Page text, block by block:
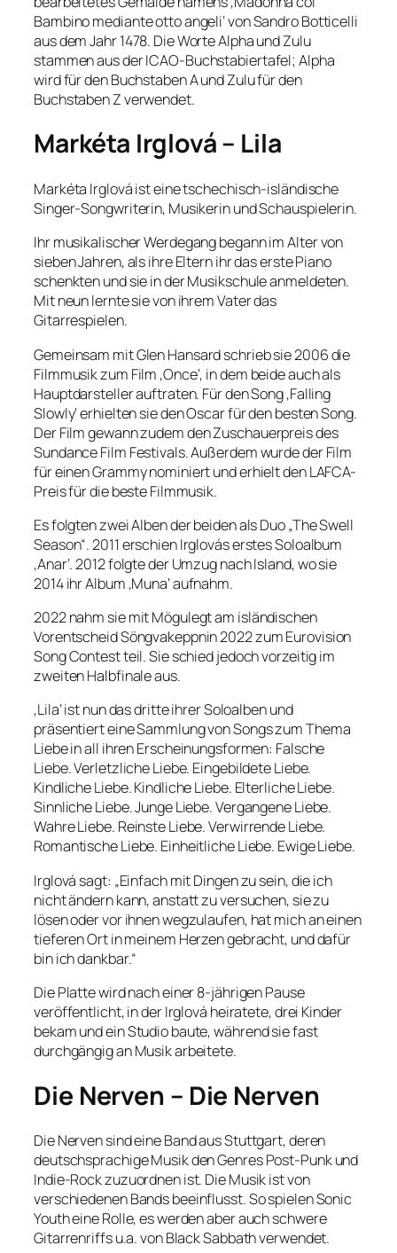
Bambino mediante otto angeli‘ von Sandro Botticelli
aus dem Jahr 1478. Die Worte Alpha und Zulu
stammen aus der ICAO-Buchstabiertafel; Alpha
wird für den Buchstaben A und Zulu für den
Buchstaben Z verwendet.
Markéta Irglová – Lila
Markéta Irglová ist eine tschechisch-isländische
Singer-Songwriterin, Musikerin und Schauspielerin.
Ihr musikalischer Werdegang begann im Alter von
sieben Jahren, als ihre Eltern ihr das erste Piano
schenkten und sie in der Musikschule anmeldeten.
Mit neun lernte sie von ihrem Vater das
Gitarrespielen.
Gemeinsam mit Glen Hansard schrieb sie 2006 die
Filmmusik zum Film ‚Once‘, in dem beide auch als
Hauptdarsteller auftraten. Für den Song ‚Falling
Slowly‘ erhielten sie den Oscar für den besten Song.
Der Film gewann zudem den Zuschauerpreis des
Sundance Film Festivals. Außerdem wurde der Film
für einen Grammy nominiert und erhielt den LAFCA-
Preis für die beste Filmmusik.
Es folgten zwei Alben der beiden als Duo „The Swell
Season“. 2011 erschien Irglovás erstes Soloalbum
‚Anar‘. 2012 folgte der Umzug nach Island, wo sie
2014 ihr Album ‚Muna‘ aufnahm.
2022 nahm sie mit Mögulegt am isländischen
Vorentscheid Söngvakeppnin 2022 zum Eurovision
Song Contest teil. Sie schied jedoch vorzeitig im
zweiten Halbfinale aus.
‚Lila‘ ist nun das dritte ihrer Soloalben und
präsentiert eine Sammlung von Songs zum Thema
Liebe in all ihren Erscheinungsformen: Falsche
Liebe. Verletzliche Liebe. Eingebildete Liebe.
Kindliche Liebe. Kindliche Liebe. Elterliche Liebe.
Sinnliche Liebe. Junge Liebe. Vergangene Liebe.
Wahre Liebe. Reinste Liebe. Verwirrende Liebe.
Romantische Liebe. Einheitliche Liebe. Ewige Liebe.
Irglová sagt: „Einfach mit Dingen zu sein, die ich
nicht ändern kann, anstatt zu versuchen, sie zu
lösen oder vor ihnen wegzulaufen, hat mich an einen
tieferen Ort in meinem Herzen gebracht, und dafür
bin ich dankbar.“
Die Platte wird nach einer 8-jährigen Pause
veröffentlicht, in der Irglová heiratete, drei Kinder
bekam und ein Studio baute, während sie fast
durchgängig an Musik arbeitete.
Die Nerven – Die Nerven
Die Nerven sind eine Band aus Stuttgart, deren
deutschsprachige Musik den Genres Post-Punk und
Indie-Rock zuzuordnen ist. Die Musik ist von
verschiedenen Bands beeinflusst. So spielen Sonic
Youth eine Rolle, es werden aber auch schwere
Gitarrenriffs u.a. von Black Sabbath verwendet.